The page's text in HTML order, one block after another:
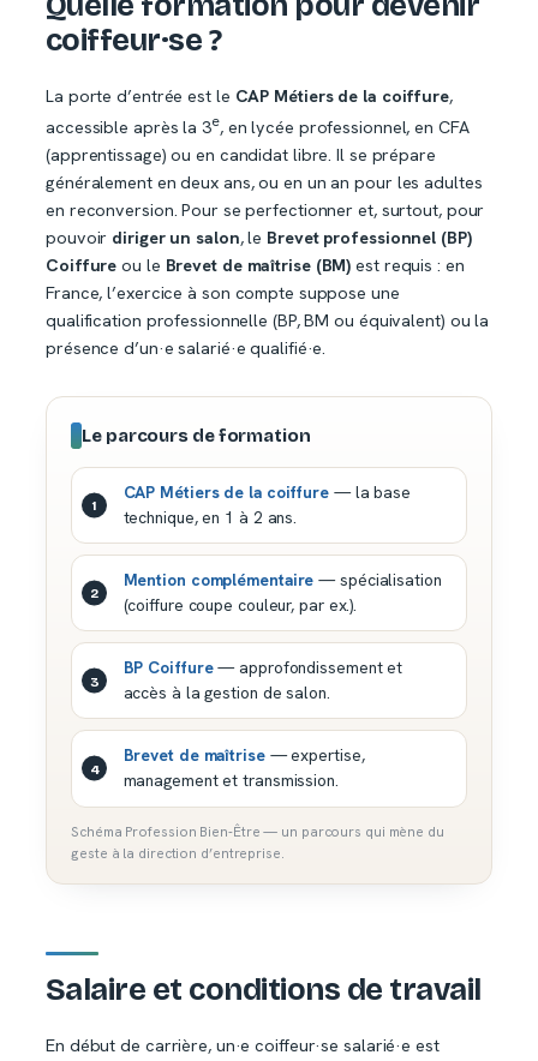
coiffeur·se ?
La porte d’entrée est le CAP Métiers de la coiffure,
accessible après la 3e, en lycée professionnel, en CFA
(apprentissage) ou en candidat libre. Il se prépare
généralement en deux ans, ou en un an pour les adultes
en reconversion. Pour se perfectionner et, surtout, pour
pouvoir diriger un salon, le Brevet professionnel (BP)
Coiffure ou le Brevet de maîtrise (BM) est requis : en
France, l’exercice à son compte suppose une
qualification professionnelle (BP, BM ou équivalent) ou la
présence d’un·e salarié·e qualifié·e.
Le parcours de formation
CAP Métiers de la coiffure— la base
technique, en 1 à 2 ans.
Mention complémentaire — spécialisation
(coiffure coupe couleur, par ex.).
BP Coiffure— approfondissement et
accès à la gestion de salon.
Brevet de maîtrise— expertise,
management et transmission.
Schéma Profession Bien-Être — un parcours qui mène du
geste à la direction d’entreprise.
Salaire et conditions de travail
En début de carrière, un·e coiffeur·se salarié·e est